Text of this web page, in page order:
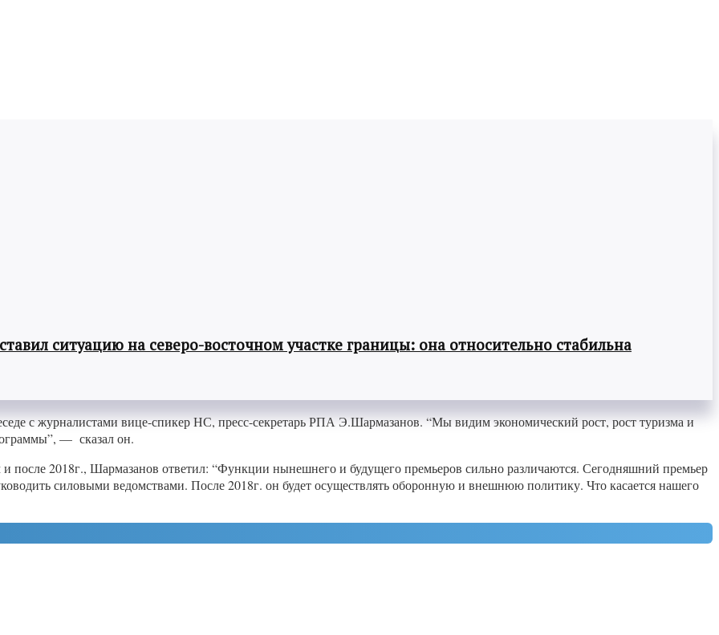
ситуацию на северо-восточном участке границы: она относительно стабильна
с журналистами вице-спикер НС, пресс-секретарь РПА Э.Шармазанов. “Мы видим экономический рост, рост туризма и
— сказал он.
и после 2018г., Шармазанов ответил: “Функции нынешнего и будущего премьеров сильно различаются. Сегодняшний премьер
силовыми ведомствами. После 2018г. он будет осуществлять оборонную и внешнюю политику. Что касается нашего